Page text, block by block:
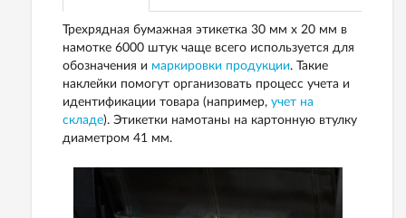
Трехрядная бумажная этикетка 30 мм х 20 мм в
намотке 6000 штук чаще всего используется для
обозначения и маркировки продукции. Такие
наклейки помогут организовать процесс учета и
идентификации товара (например, учет на
складе). Этикетки намотаны на картонную втулку
диаметром 41 мм.